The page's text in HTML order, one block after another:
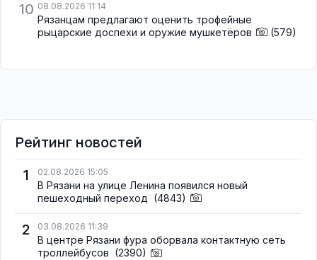
10 08.08.2026 11:14
Рязанцам предлагают оценить трофейные
рыцарские доспехи и оружие мушкетёров
(579)
Рейтинг новостей
1
02.08.2026 15:05
В Рязани на улице Ленина появился новый
пешеходный переход (4843)
2 03.08.2026 11:39
В центре Рязани фура оборвала контактную сеть
троллейбусов (2390)